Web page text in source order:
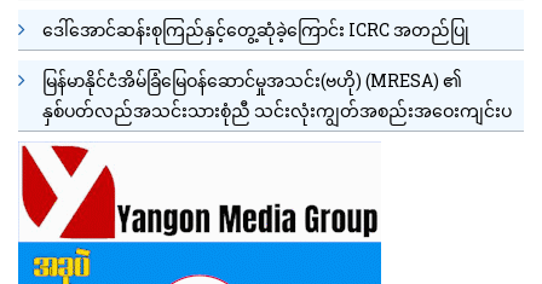
ဒေါ်အောင်ဆန်းစုကြည်နှင့်တွေ့ဆုံခဲ့ကြောင်း ICRC အတည်ပြု
မြန်မာနိုင်ငံအိမ်ခြံမြေဝန်ဆောင်မှုအသင်း(ဗဟို) (MRESA) ၏
နှစ်ပတ်လည်အသင်းသားစုံညီ သင်းလုံးကျွတ်အစည်းအဝေးကျင်းပ